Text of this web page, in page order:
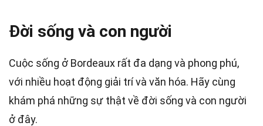
Đời sống và con người
Cuộc sống ở Bordeaux rất đa dạng và phong phú,
với nhiều hoạt động giải trí và văn hóa. Hãy cùng
khám phá những sự thật về đời sống và con người
ở đây.